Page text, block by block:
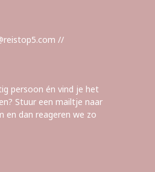
//
persoon én vind je het
Stuur een mailtje naar
en dan reageren we zo